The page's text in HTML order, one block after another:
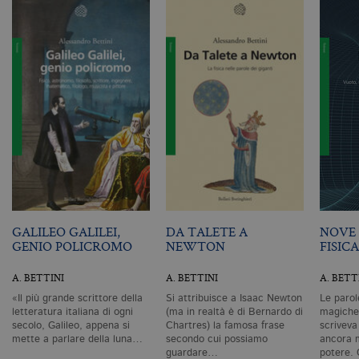
GALILEO GALILEI,
GENIO POLICROMO
A. BETTINI
«Il più grande scrittore della
letteratura italiana di ogni
secolo, Galileo, appena si
mette a parlare della luna…
DA TALETE A
NEWTON
A. BETTINI
Si attribuisce a Isaac Newton
(ma in realtà è di Bernardo di
Chartres) la famosa frase
secondo cui possiamo
guardare…
NOVE
FISICA
A.
Le
ancora
potere.
CookieScriptConsent
.bollatiboringhieri.it 1 mese
_ga
.bollatiboringhieri.it 2 anni